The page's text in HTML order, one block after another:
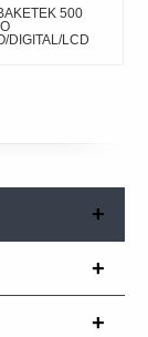
500
DIGITAL/LCD
+
+
+